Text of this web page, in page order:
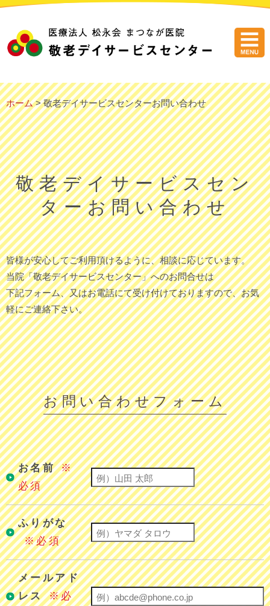
医療法
ホーム> 敬老デイサービスセンターお問い合わせ
敬老デイサービスセン
ターお問い合わせ
皆様が安心してご利用頂けるように、相談に応じています。
当院「敬老デイサービスセンター」へのお問合せは
下記フォーム、又はお電話にて受け付けておりますので、お気
軽にご連絡下さい。
お問い合わせフォーム
お名前 ※
必須
ふりがな
※必須
メールアド
レス ※必